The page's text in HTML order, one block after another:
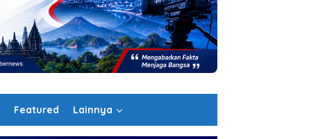
Featured Lainnya